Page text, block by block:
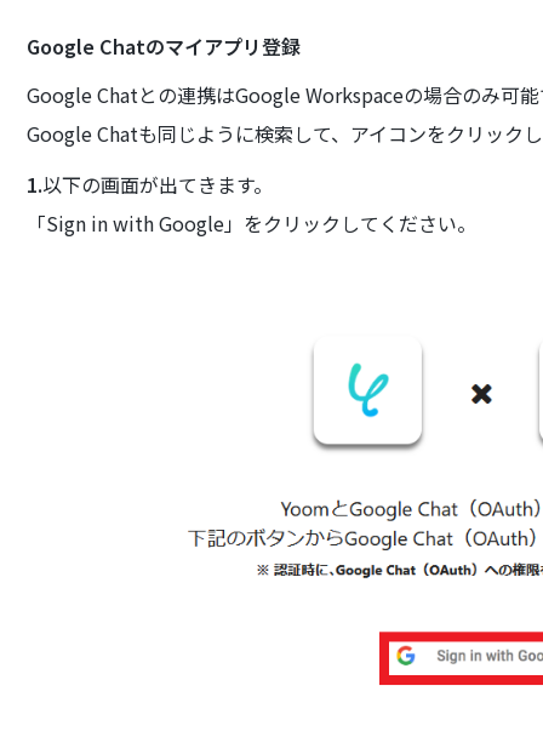
Google Chatのマイアプリ登録
Google Chatとの連携はGoogle Workspaceの場合のみ可
Google Chatも同じように検索して、アイコンをクリック
1.以下の画面が出てきます。
「Sign in with Google」をクリックしてください。